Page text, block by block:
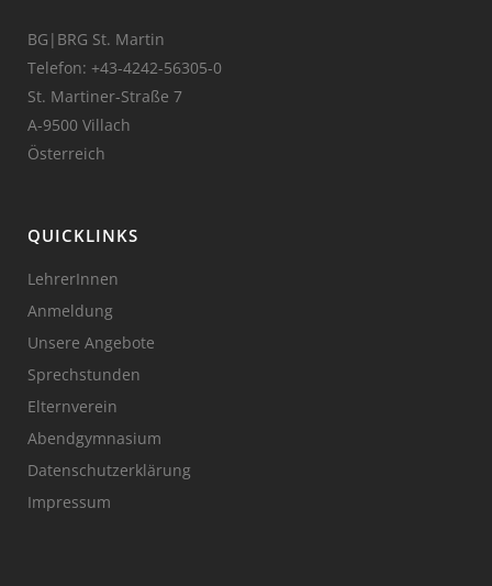
BG|BRG St. Martin
Telefon: +43-4242-56305-0
St. Martiner-Straße 7
A-9500 Villach
Österreich
QUICKLINKS
LehrerInnen
Anmeldung
Unsere Angebote
Sprechstunden
Elternverein
Abendgymnasium
Datenschutzerklärung
Impressum